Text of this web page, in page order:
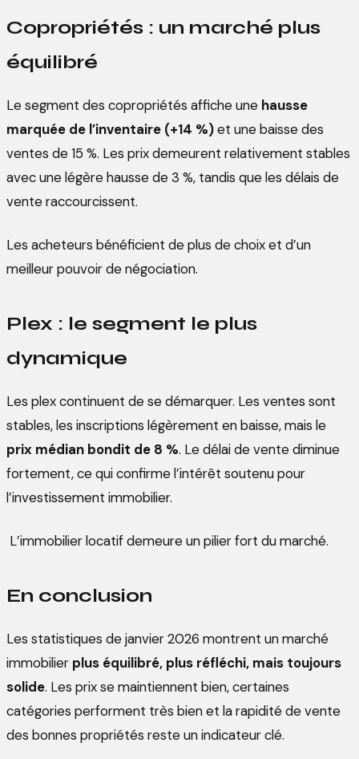
Copropriétés : un marché plus
équilibré
Le segment des copropriétés affiche une hausse
marquée de l’inventaire (+14 %)et une baisse des
ventes de 15 %. Les prix demeurent relativement stables
avec une légère hausse de 3 %, tandis que les délais de
vente raccourcissent.
Les acheteurs bénéficient de plus de choix et d’un
meilleur pouvoir de négociation.
Plex : le segment le plus
dynamique
Les plex continuent de se démarquer. Les ventes sont
stables, les inscriptions légèrement en baisse, mais le
prix médian bondit de 8 %. Le délai de vente diminue
fortement, ce qui confirme l’intérêt soutenu pour
l’investissement immobilier.
L’immobilier locatif demeure un pilier fort du marché.
En conclusion
Les statistiques de janvier 2026 montrent un marché
immobilier plus équilibré, plus réfléchi, mais toujours
solide. Les prix se maintiennent bien, certaines
catégories performent très bien et la rapidité de vente
des bonnes propriétés reste un indicateur clé.